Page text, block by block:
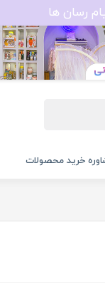
رسان ها
خرید محصولات